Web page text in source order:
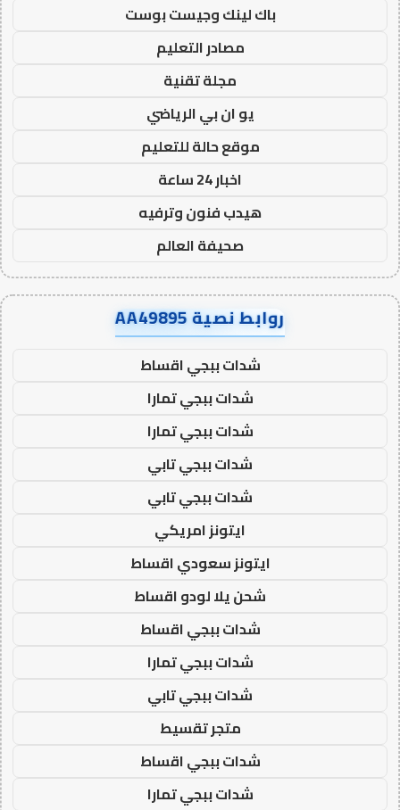
باك لينك وجيست بوست
مصادر التعليم
مجلة تقنية
يو ان بي الرياضي
موقع حالة للتعليم
اخبار 24 ساعة
هيدب فنون وترفيه
صحيفة العالم
روابط نصية AA49895
شدات ببجي اقساط
شدات ببجي تمارا
شدات ببجي تمارا
شدات ببجي تابي
شدات ببجي تابي
ايتونز امريكي
ايتونز سعودي اقساط
شحن يلا لودو اقساط
شدات ببجي اقساط
شدات ببجي تمارا
شدات ببجي تابي
متجر تقسيط
شدات ببجي اقساط
شدات ببجي تمارا